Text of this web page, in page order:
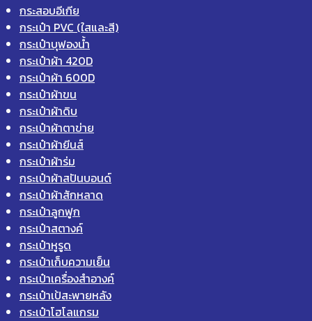
กระสอบอีเกีย
กระเป๋า PVC (ใสและสี)
กระเป๋าบุฟองน้ำ
กระเป๋าผ้า 420D
กระเป๋าผ้า 600D
กระเป๋าผ้าขน
กระเป๋าผ้าดิบ
กระเป๋าผ้าตาข่าย
กระเป๋าผ้ายีนส์
กระเป๋าผ้าร่ม
กระเป๋าผ้าสปันบอนด์
กระเป๋าผ้าสักหลาด
กระเป๋าลูกฟูก
กระเป๋าสตางค์
กระเป๋าหูรูด
กระเป๋าเก็บความเย็น
กระเป๋าเครื่องสำอางค์
กระเป๋าเป้สะพายหลัง
กระเป๋าโฮโลแกรม